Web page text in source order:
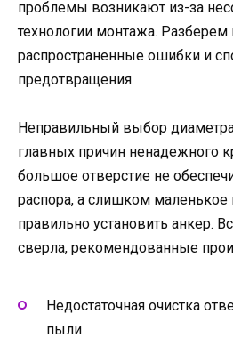
проблемы возникают из-за
технологии монтажа. Разберем
распространенные ошибки и
предотвращения.
Неправильный выбор
главных причин ненадежного
большое отверстие не
распора, а слишком маленькое
правильно установить анкер.
сверла, рекомендованные
Недостаточная очистка
пыли